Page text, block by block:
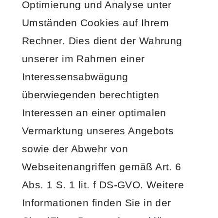
Optimierung und Analyse unter
Umständen Cookies auf Ihrem
Rechner. Dies dient der Wahrung
unserer im Rahmen einer
Interessensabwägung
überwiegenden berechtigten
Interessen an einer optimalen
Vermarktung unseres Angebots
sowie der Abwehr von
Webseitenangriffen gemäß Art. 6
Abs. 1 S. 1 lit. f DS-GVO. Weitere
Informationen finden Sie in der